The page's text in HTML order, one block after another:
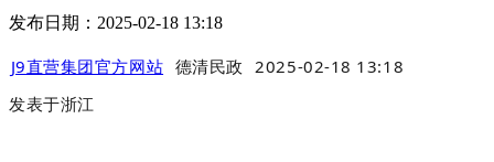
发布日期：2025-02-18 13:18
J9直营集团官方网站 德清民政
2025-02-18 13:18
发表于浙江